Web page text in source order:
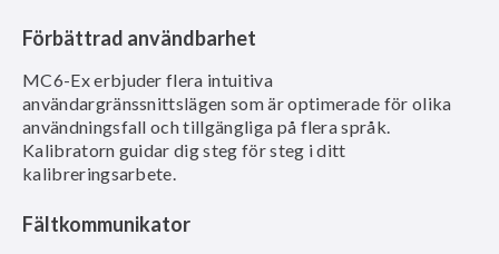
Förbättrad användbarhet
MC6-Ex erbjuder flera intuitiva
användargränssnittslägen som är optimerade för olika
användningsfall och tillgängliga på flera språk.
Kalibratorn guidar dig steg för steg i ditt
kalibreringsarbete.
Fältkommunikator